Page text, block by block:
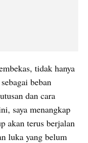
tidak hanya
beban
dan cara
saya menangkap
akan terus berjalan
luka yang belum